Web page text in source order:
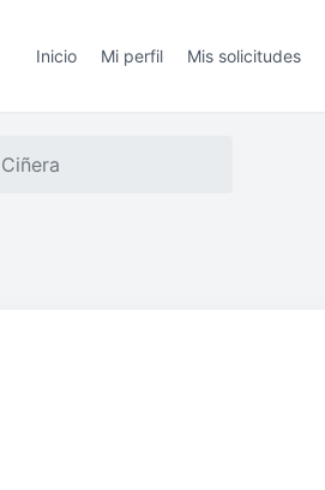
Inicio Mi perfil Mis solicitudes
Ciñera